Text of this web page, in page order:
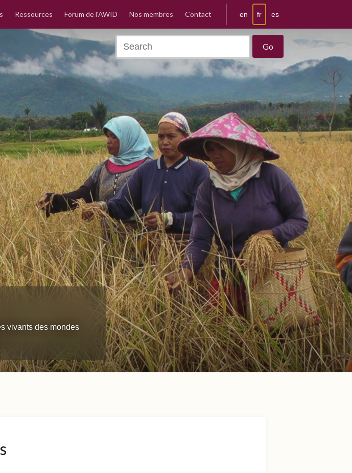
en fr es
Ressources Forum de l'AWID Nos membres Contact
vivants des mondes